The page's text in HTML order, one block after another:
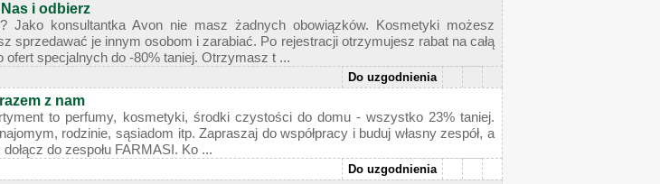
i odbierz
Jako konsultantka Avon nie masz żadnych obowiązków. Kosmetyki możesz
sprzedawać je innym osobom i zarabiać. Po rejestracji otrzymujesz rabat na całą
specjalnych do -80% taniej. Otrzymasz t ...
Do uzgodnienia
z nam
to perfumy, kosmetyki, środki czystości do domu - wszystko 23% taniej.
rodzinie, sąsiadom itp. Zapraszaj do współpracy i buduj własny zespół, a
do zespołu FARMASI. Ko ...
Do uzgodnienia